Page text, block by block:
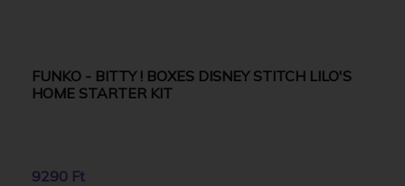
FUNKO - BITTY ! BOXES DISNEY STITCH LILO'S
HOME STARTER KIT
9290 Ft